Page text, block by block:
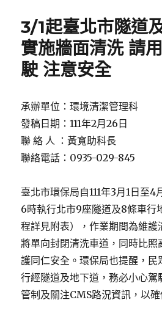
3/1起臺北市隧道
實施牆面清洗 請
駛 注意安全
承辦單位：環境清潔管理科
發稿日期：111年2月26日
聯 絡 人 ：黃寬助科長
聯絡電話：0935-029-845
臺北市環保局自111年3月1日至
6時執行北市9座隧道及8條車行
程詳見附表），作業期間為維護
將單向封閉清洗車道，同時比照
護同仁安全。環保局也提醒，民
行經隧道及地下道，務必小心駕
管制及關注CMS路況資訊，以確